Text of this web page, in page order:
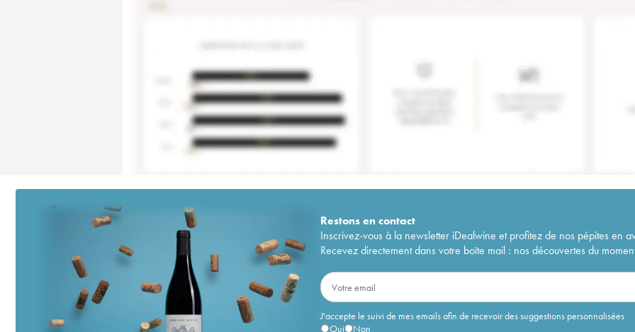
Restons encontact
Inscrivez-vous à la newsletter iDealwine et profitez de nos pépites en
Recevez directement dans votre boîte mail : nos découvertes du
J'accepte le suivi de mes emails afin de recevoir des suggestions personnalisées
Oui
Non